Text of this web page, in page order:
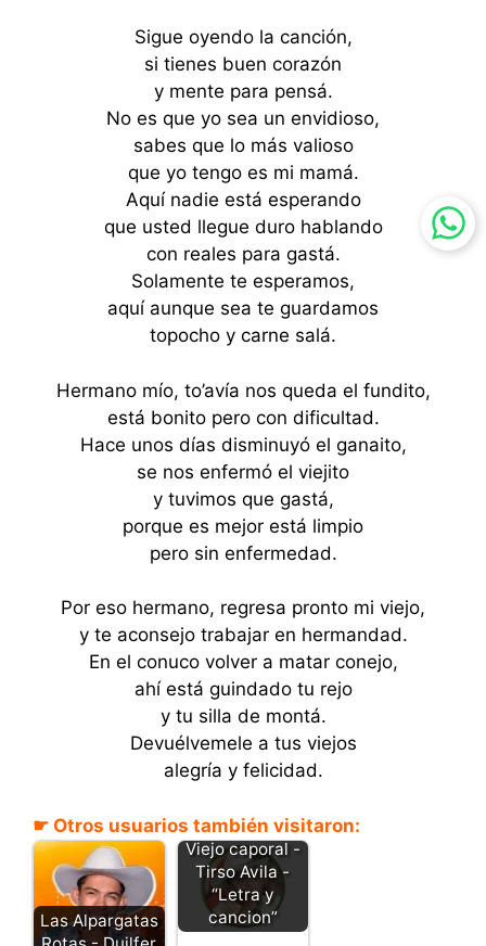
Sigue oyendo la canción,
si tienes buen corazón
y mente para pensá.
No es que yo sea un envidioso,
sabes que lo más valioso
que yo tengo es mi mamá.
Aquí nadie está esperando
que usted llegue duro hablando
con reales para gastá.
Solamente te esperamos,
aquí aunque sea te guardamos
topocho y carne salá.
Hermano mío, to’avía nos queda el fundito,
está bonito pero con dificultad.
Hace unos días disminuyó el ganaito,
se nos enfermó el viejito
y tuvimos que gastá,
porque es mejor está limpio
pero sin enfermedad.
Por eso hermano, regresa pronto mi viejo,
y te aconsejo trabajar en hermandad.
En el conuco volver a matar conejo,
ahí está guindado tu rejo
y tu silla de montá.
Devuélvemele a tus viejos
alegría y felicidad.
☛ Otros usuarios también visitaron:
Las Alpargatas
Viejo caporal -
Tirso Avila -
“Letra y
cancion”